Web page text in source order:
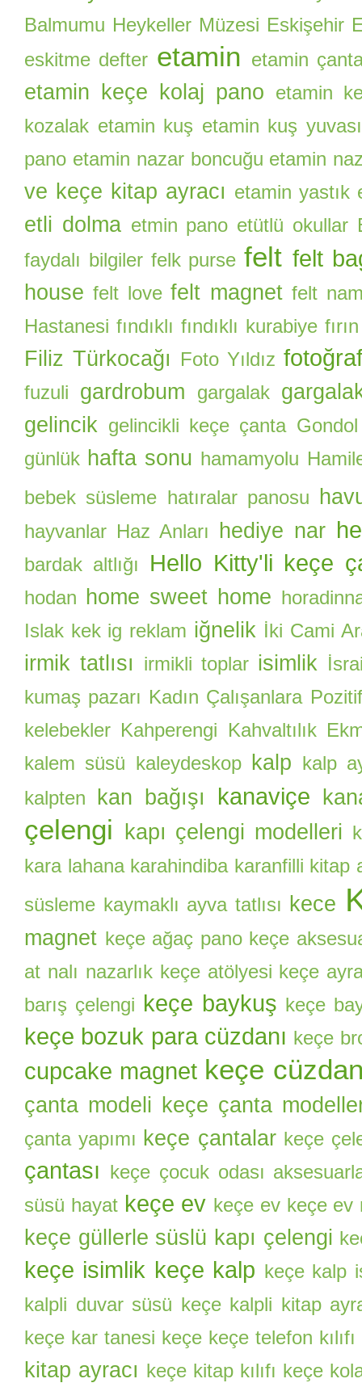
Balmumu Heykeller Müzesi Eskişehir
eskitme defter etamin etamin
etamin keçe kolaj pano
etamin
kozalak etamin kuş etamin kuş
pano etamin nazar boncuğu etamin
ve keçe kitap ayracı etamin yastık
etli dolma etmin pano etütlü okullar
faydalı bilgiler felk purse felt felt
house felt love felt magnet felt
Hastanesi fındıklı fındıklı kurabiye
Filiz Türkocağı Foto Yıldız
fuzuli gardrobum gargalak
gelincik gelincikli keçe çanta Gondol
günlük hafta sonu hamamyolu
bebek süsleme hatıralar panosu
hayvanlar Haz Anları hediye nar
bardak altlığı Hello Kitty'li keçe
hodan home sweet home
Islak kek ig reklam iğnelik İki Cami
irmik tatlısı irmikli toplar isimlik
kumaş pazarı Kadın Çalışanlara
kelebekler Kahperengi
Kahvaltılık
kalem süsü kaleydeskop kalp kalp
kalpten
kan bağışı kanaviçe
çelengi kapı çelengi modelleri
kara lahana karahindiba karanfilli kitap
süsleme kaymaklı ayva tatlısı kece
magnet keçe ağaç pano keçe
at nalı nazarlık keçe atölyesi keçe
barış çelengi keçe baykuş keçe
keçe bozuk para cüzdanı keçe
cupcake magnet keçe
çanta modeli keçe çanta
çanta yapımı keçe çantalar keçe
çantası keçe çocuk odası
süsü hayat keçe ev keçe ev keçe ev
keçe güllerle süslü kapı çelengi
keçe isimlik keçe kalp keçe kalp
kalpli duvar süsü keçe kalpli kitap
keçe kar tanesi keçe keçe telefon kılıfı
kitap ayracı keçe kitap kılıfı keçe